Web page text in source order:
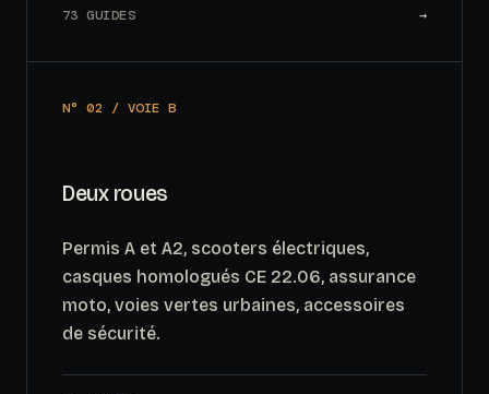
73 GUIDES →
N° 02 / VOIE B
Deux roues
Permis A et A2, scooters électriques,
casques homologués CE 22.06, assurance
moto, voies vertes urbaines, accessoires
de sécurité.